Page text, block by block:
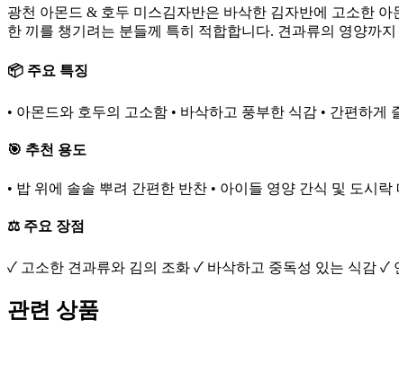
광천 아몬드 & 호두 미스김자반은 바삭한 김자반에 고소한
한 끼를 챙기려는 분들께 특히 적합합니다. 견과류의 영양까
📦 주요 특징
• 아몬드와 호두의 고소함 • 바삭하고 풍부한 식감 • 간편하게
🎯 추천 용도
• 밥 위에 솔솔 뿌려 간편한 반찬 • 아이들 영양 간식 및 도시
⚖️ 주요 장점
✓ 고소한 견과류와 김의 조화 ✓ 바삭하고 중독성 있는 식감
관련 상품